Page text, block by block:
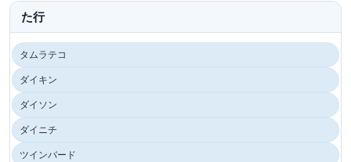
た行
タムラテコ
ダイキン
ダイソン
ダイニチ
ツインバード